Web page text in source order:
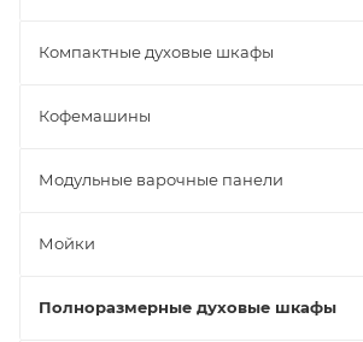
Компактные духовые шкафы
Кофемашины
Модульные варочные панели
Мойки
Полноразмерные духовые шкафы